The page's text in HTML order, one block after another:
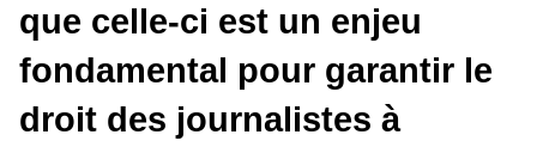
que celle-ci est un enjeu
fondamental pour garantir le
droit des journalistes à